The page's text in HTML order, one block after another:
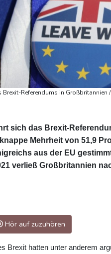
Brexit-Referendums in Großbritannien
sich das Brexit-
Mehrheit von 51,9
aus der EU
verließ Großbritannien
Hör auf zuzuhören
Brexit hatten unter anderem